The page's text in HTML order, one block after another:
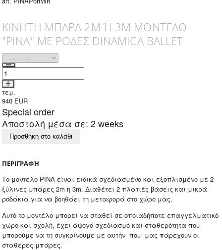
ΚΙΝΗΤΗ ΜΠΑΡΑ 2Μ Ή 3Μ ΜΟΝΤΕΛΟ
"PINA" ΜΕ ΡΟΔΕΣ DINAMICA BALLET
τεμ.
940 EUR
Special order
Αποστολή μέσα σε: 2 weeks
Προσθήκη στο καλάθι
ΠΕΡΙΓΡΑΦΉ
Το μοντέλο ΡΙΝΑ είναι ειδικά σχεδιασμένο και εξοπλισμένο με 2
ξύλινες μπάρες 2m η 3m. Διαθέτει 2 πλατιές βάσεις και μικρά
ροδάκια για να βοηθάει τη μεταφορά στο χώρο μας.
Αυτό το μοντέλο μπορεί να σταθεί σε οποιαδήποτε επαγγελματικό
χώρο και σχολή, έχει άψογο σχεδιασμό και σταθερότητα που
μπορούμε να τη συγκρίνουμε με αυτήν που μας πάρεχουν οι
σταθερες μπάρες.